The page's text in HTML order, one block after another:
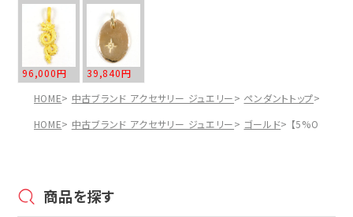
96,000円
39,840円
HOME
中古ブランド アクセサリー ジュエリー ペンダントトップ
HOME
中古ブランド アクセサリー ジュエリー ゴールド 【5%OFF】
商品を探す